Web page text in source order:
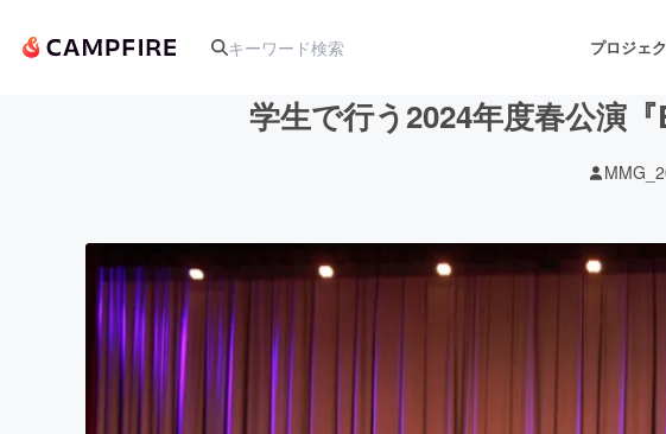
プロジェ
テクノロジー・ガジェット ゲーム・サー
書籍・雑誌出
学生で行う2024年度春公演